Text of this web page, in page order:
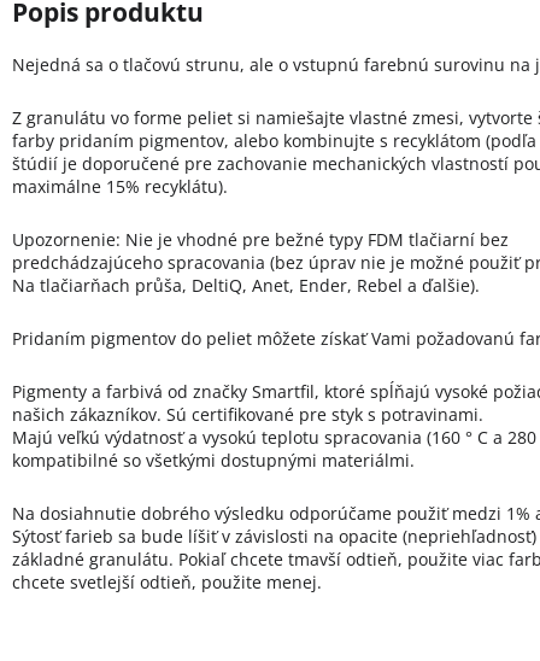
Nejedná sa o tlačovú strunu, ale o vstupnú farebnú surovinu na
Z granulátu vo forme peliet si namiešajte vlastné zmesi, vytvorte
farby pridaním pigmentov, alebo kombinujte s recyklátom
štúdií je doporučené pre zachovanie mechanických vlastností
maximálne 15% recyklátu).
Upozornenie: Nie je vhodné pre bežné typy FDM tlačiarní bez
predchádzajúceho spracovania (bez úprav nie je možné použiť
Na tlačiarňach průša, DeltiQ, Anet, Ender, Rebel a ďalšie).
Pridaním pigmentov do peliet môžete získať Vami požadovanú
Pigmenty a farbivá od značky Smartfil, ktoré spĺňajú vysoké
našich zákazníkov. Sú certifikované pre styk s potravinami.
Majú veľkú výdatnosť a vysokú teplotu spracovania (160 ° C a 280
kompatibilné so všetkými dostupnými materiálmi.
Na dosiahnutie dobrého výsledku odporúčame použiť medzi 1%
Sýtosť farieb sa bude líšiť v závislosti na opacite
základné granulátu. Pokiaľ chcete tmavší odtieň, použite viac
chcete svetlejší odtieň, použite menej.